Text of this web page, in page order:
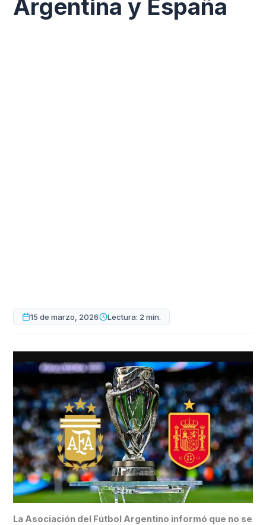
Argentina y España
15 de marzo, 2026 Lectura: 2 min.
La Asociación del Fútbol Argentino informó que no se